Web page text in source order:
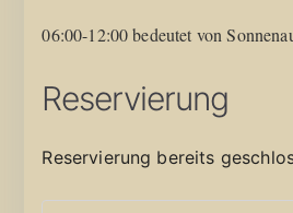
06:00-12:00 bedeutet von
Reservierung
Reservierung bereits